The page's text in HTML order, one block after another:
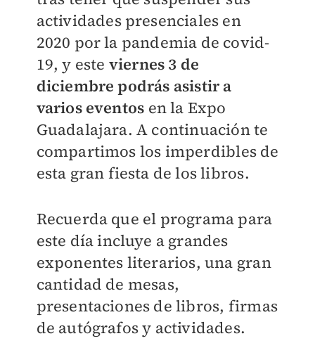
actividades presenciales en
2020 por la pandemia de covid-
19, y este viernes 3 de
diciembre podrás asistir a
varios eventos en la Expo
Guadalajara. A continuación te
compartimos los imperdibles de
esta gran fiesta de los libros.
Recuerda que el programa para
este día incluye a grandes
exponentes literarios, una gran
cantidad de mesas,
presentaciones de libros, firmas
de autógrafos y actividades.